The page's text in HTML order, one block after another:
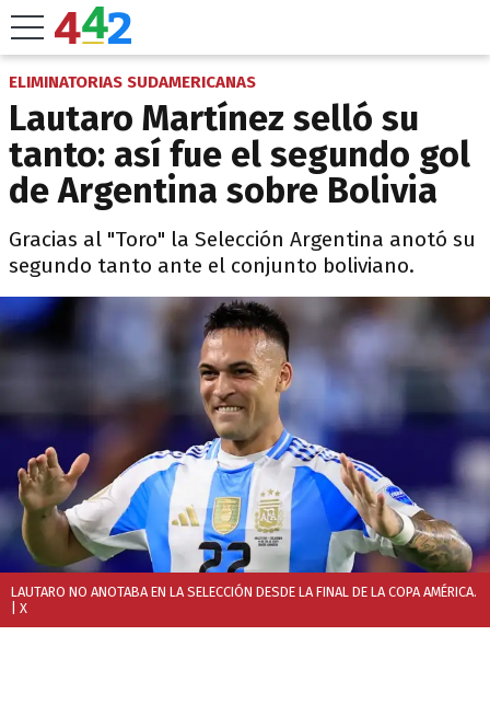
ELIMINATORIAS SUDAMERICANAS
Lautaro Martínez selló su
tanto: así fue el segundo gol
de Argentina sobre Bolivia
Gracias al "Toro" la Selección Argentina anotó su
segundo tanto ante el conjunto boliviano.
LAUTARO NO ANOTABA EN LA SELECCIÓN DESDE LA FINAL DE LA COPA AMÉRICA.
| X